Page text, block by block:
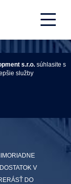
s.r.o. súhlasite s
služby
V
DO